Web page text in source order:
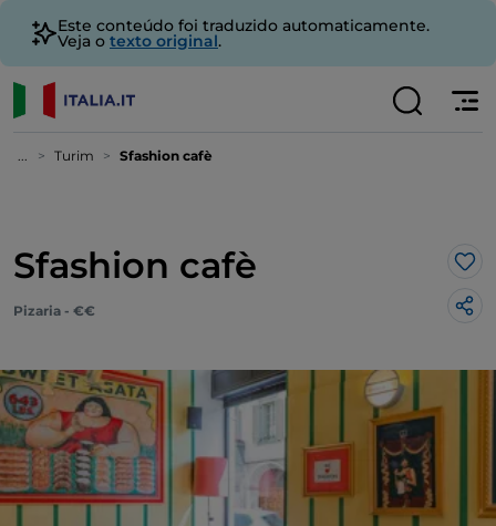
Este conteúdo foi traduzido automaticamente.
Veja o texto original.
... Turim Sfashion cafè
Sfashion cafè
Pizaria - €€